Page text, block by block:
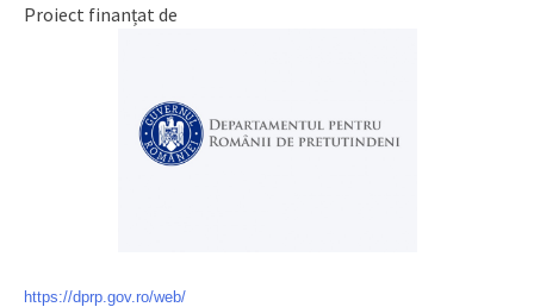
Proiect finanțat de
https://dprp.gov.ro/web/